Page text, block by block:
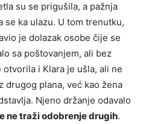
su se prigušila, a pažnja
ka ulazu. U tom trenutku,
je dolazak osobe čije se
sa poštovanjem, ali bez
otvorila i Klara je ušla, ali ne
drugog plana, već kao žena
Njeno držanje odavalo
ne traži odobrenje drugih.